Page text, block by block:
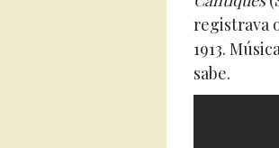
registrava
1913.
sabe.